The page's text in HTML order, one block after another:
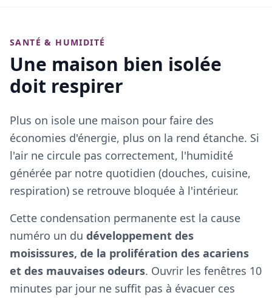
SANTÉ & HUMIDITÉ
Une maison bien isolée
doit respirer
Plus on isole une maison pour faire des
économies d'énergie, plus on la rend étanche. Si
l'air ne circule pas correctement, l'humidité
générée par notre quotidien (douches, cuisine,
respiration) se retrouve bloquée à l'intérieur.
Cette condensation permanente est la cause
numéro un du développement des
moisissures, de la prolifération des acariens
et des mauvaises odeurs. Ouvrir les fenêtres 10
minutes par jour ne suffit pas à évacuer ces